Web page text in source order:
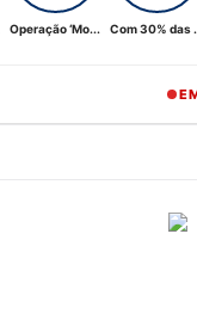
Operação ‘Mo... Com 30% das